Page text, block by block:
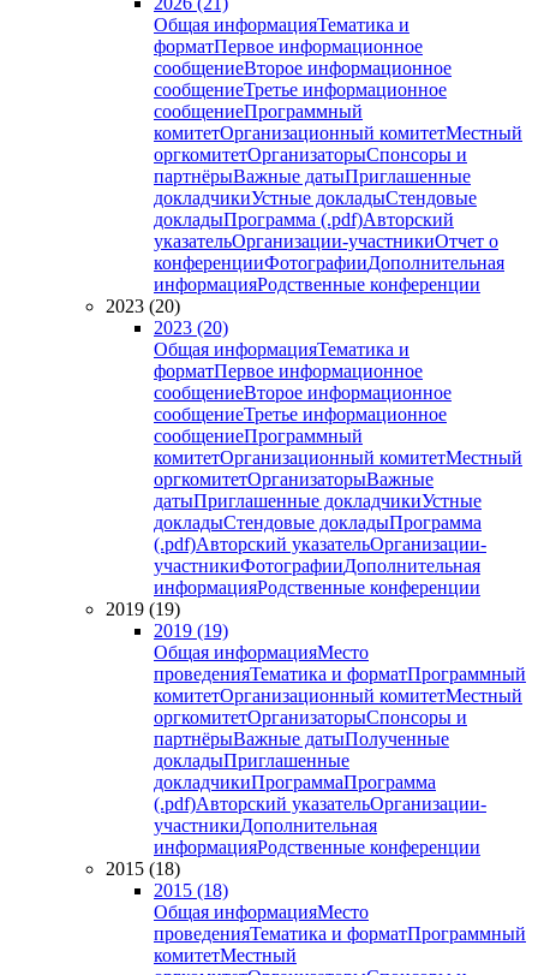
Общая информацияТематика и
форматПервое информационное
сообщениеВторое информационное
сообщениеТретье информационное
сообщениеПрограммный
комитетОрганизационный комитетМестный
оргкомитетОрганизаторыСпонсоры и
партнёрыВажные датыПриглашенные
докладчикиУстные докладыСтендовые
докладыПрограмма (.pdf)Авторский
указательОрганизации-участникиОтчет о
конференцииФотографииДополнительная
информацияРодственные конференции
2023 (20)
2023 (20)
Общая информацияТематика и
форматПервое информационное
сообщениеВторое информационное
сообщениеТретье информационное
сообщениеПрограммный
комитетОрганизационный комитетМестный
оргкомитетОрганизаторыВажные
датыПриглашенные докладчикиУстные
докладыСтендовые докладыПрограмма
(.pdf)Авторский указательОрганизации-
участникиФотографииДополнительная
информацияРодственные конференции
2019 (19)
2019 (19)
Общая информацияМесто
проведенияТематика и форматПрограммный
комитетОрганизационный комитетМестный
оргкомитетОрганизаторыСпонсоры и
партнёрыВажные датыПолученные
докладыПриглашенные
докладчикиПрограммаПрограмма
(.pdf)Авторский указательОрганизации-
участникиДополнительная
информацияРодственные конференции
2015 (18)
2015 (18)
Общая информацияМесто
проведенияТематика и форматПрограммный
комитетМестный